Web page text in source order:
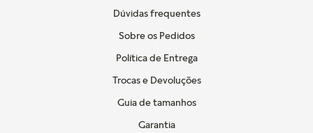
Dúvidas frequentes
Sobre os Pedidos
Política de Entrega
Trocas e Devoluções
Guia de tamanhos
Garantia